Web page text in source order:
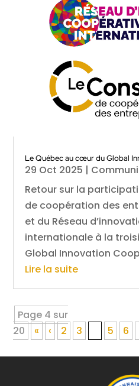
Le Québec au cœur du Global
29 Oct 2025 |
Retour sur la
de coopération des
et du Réseau
internationale à la
Global Innovation
Lire la suite
Page 4 sur
20
« ‹ 2 3 5 6